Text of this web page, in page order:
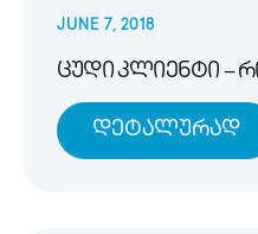
JUNE 7, 2018
ცუდი კლიენტი –
Დეტალურად